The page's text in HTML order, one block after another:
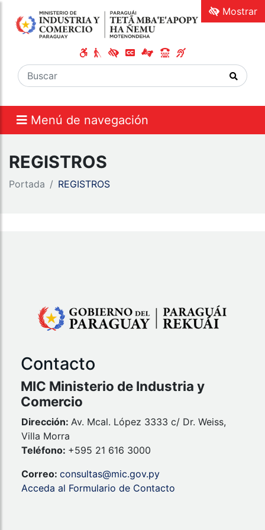
Menú de navegación
Mostrar
REGISTROS
Portada REGISTROS
Contacto
MIC Ministerio de Industria y
Comercio
Dirección: Av. Mcal. López 3333 c/ Dr. Weiss,
Villa Morra
Teléfono: +595 21 616 3000
Correo: consultas@mic.gov.py
Acceda al Formulario de Contacto